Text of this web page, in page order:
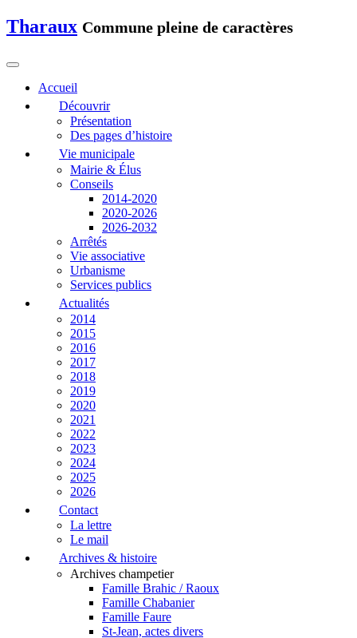
Tharaux Commune pleine de caractères
Accueil
Découvrir
Présentation
Des pages d’histoire
Vie municipale
Mairie & Élus
Conseils
2014-2020
2020-2026
2026-2032
Arrêtés
Vie associative
Urbanisme
Services publics
Actualités
2014
2015
2016
2017
2018
2019
2020
2021
2022
2023
2024
2025
2026
Contact
La lettre
Le mail
Archives & histoire
Archives champetier
Famille Brahic / Raoux
Famille Chabanier
Famille Faure
St-Jean, actes divers